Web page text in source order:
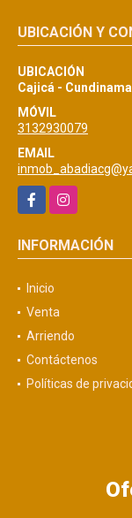
UBICACIÓN Y
UBICACIÓN
Cajicá -
MÓVIL
3132930079
EMAIL
FacebookInstagram
INFORMACIÓN
Inicio
Venta
Arriendo
Contáctenos
Políticas de